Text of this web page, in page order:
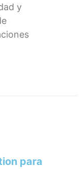
y
para